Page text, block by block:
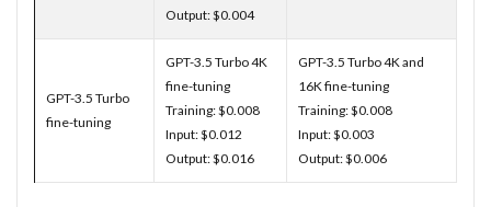
Output: $0.004
GPT-3.5 Turbo
fine-tuning
GPT-3.5 Turbo 4K
fine-tuning
Training: $0.008
Input: $0.012
Output: $0.016
GPT-3.5 Turbo 4K and
16K fine-tuning
Training: $0.008
Input: $0.003
Output: $0.006